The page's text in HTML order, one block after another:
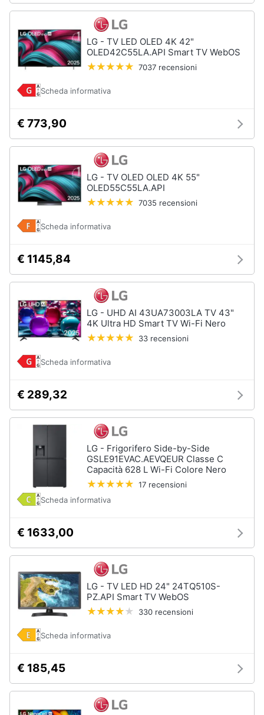
LG - TV LED OLED 4K 42"
OLED42C55LA.API Smart TV WebOS
7037 recensioni
Scheda informativa
€ 773,90
LG - TV OLED OLED 4K 55"
OLED55C55LA.API
7035 recensioni
Scheda informativa
€ 1145,84
LG - UHD AI 43UA73003LA TV 43"
4K Ultra HD Smart TV Wi-Fi Nero
33 recensioni
Scheda informativa
€ 289,32
LG - Frigorifero Side-by-Side
GSLE91EVAC.AEVQEUR Classe C
Capacità 628 L Wi-Fi Colore Nero
17 recensioni
Scheda informativa
€ 1633,00
LG - TV LED HD 24" 24TQ510S-
PZ.API Smart TV WebOS
330 recensioni
Scheda informativa
€ 185,45